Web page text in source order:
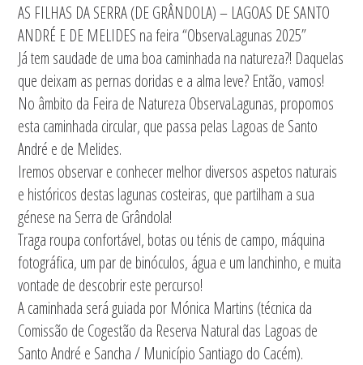
AS FILHAS DA SERRA (DE GRÂNDOLA) – LAGOAS DE SANTO
ANDRÉ E DE MELIDES na feira “ObservaLagunas 2025”
Já tem saudade de uma boa caminhada na natureza?! Daquelas
que deixam as pernas doridas e a alma leve? Então, vamos!
No âmbito da Feira de Natureza ObservaLagunas, propomos
esta caminhada circular, que passa pelas Lagoas de Santo
André e de Melides.
Iremos observar e conhecer melhor diversos aspetos naturais
e históricos destas lagunas costeiras, que partilham a sua
génese na Serra de Grândola!
Traga roupa confortável, botas ou ténis de campo, máquina
fotográfica, um par de binóculos, água e um lanchinho, e muita
vontade de descobrir este percurso!
A caminhada será guiada por Mónica Martins (técnica da
Comissão de Cogestão da Reserva Natural das Lagoas de
Santo André e Sancha / Município Santiago do Cacém).